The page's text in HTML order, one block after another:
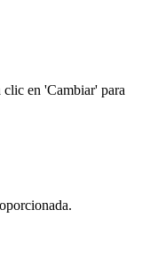
clic en 'Cambiar' para